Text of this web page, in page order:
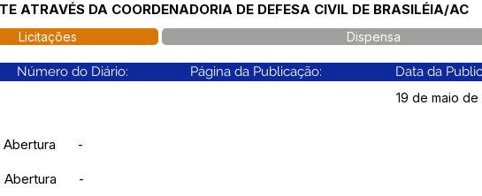
ATRAVÉS DA COORDENADORIA DE DEFESA CIVIL DE BRASILÉIA/AC
Licitações Dispensa
Número do Diário: Página da Publicação: Data da
19 de maio de
-
Abertura -